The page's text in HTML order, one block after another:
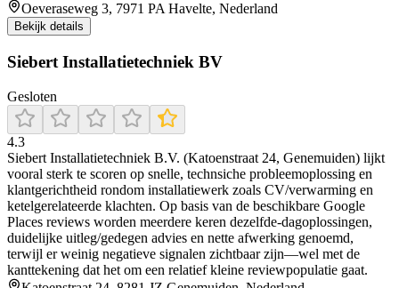
Oeveraseweg 3, 7971 PA Havelte, Nederland
Bekijk details
Siebert Installatietechniek BV
Gesloten
4.3
Siebert Installatietechniek B.V. (Katoenstraat 24, Genemuiden) lijkt
vooral sterk te scoren op snelle, technsiche probleemoplossing en
klantgerichtheid rondom installatiewerk zoals CV/verwarming en
ketelgerelateerde klachten. Op basis van de beschikbare Google
Places reviews worden meerdere keren dezelfde-dagoplossingen,
duidelijke uitleg/gedegen advies en nette afwerking genoemd,
terwijl er weinig negatieve signalen zichtbaar zijn—wel met de
kanttekening dat het om een relatief kleine reviewpopulatie gaat.